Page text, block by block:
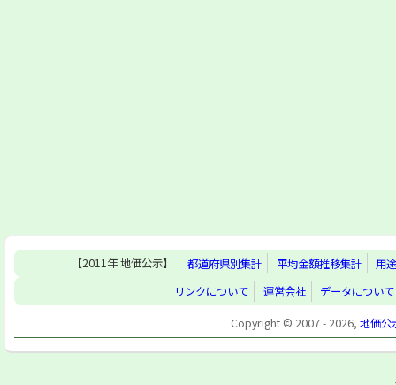
【2011年 地価公示】 都道府県別集計 平均金額推移集計
用
リンクについて
運営会社
データについて
Copyright © 2007 - 2026, 地価公